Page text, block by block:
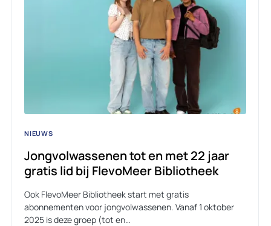
NIEUWS
Jongvolwassenen tot en met 22 jaar
gratis lid bij FlevoMeer Bibliotheek
Ook FlevoMeer Bibliotheek start met gratis
abonnementen voor jongvolwassenen. Vanaf 1 oktober
2025 is deze groep (tot en…